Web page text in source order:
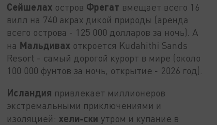
Сейшелах остров Фрегат вмещает всего 16
вилл на 740 акрах дикой природы (аренда
всего острова - 125 000 долларов за ночь). А
на Мальдивах откроется Kudahithi Sands
Resort - самый дорогой курорт в мире (около
100 000 фунтов за ночь, открытие - 2026 год).
Исландия привлекает миллионеров
экстремальными приключениями и
изоляцией: хели‑ски утром и купание в